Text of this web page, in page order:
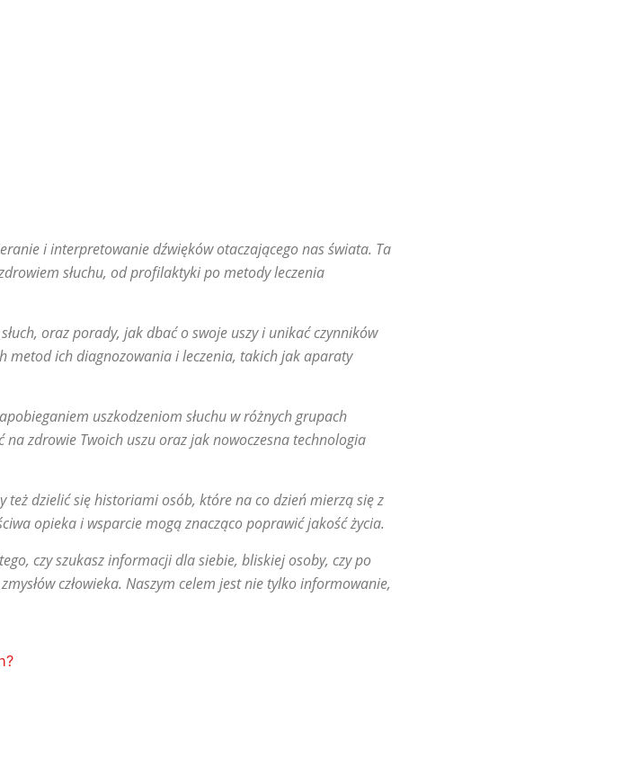
i interpretowanie dźwięków otaczającego nas świata. Ta
słuchu, od profilaktyki po metody leczenia
oraz porady, jak dbać o swoje uszy i unikać czynników
metod ich diagnozowania i leczenia, takich jak aparaty
uszkodzeniom słuchu w różnych grupach
zdrowie Twoich uszu oraz jak nowoczesna technologia
dzielić się historiami osób, które na co dzień mierzą się z
opieka i wsparcie mogą znacząco poprawić jakość życia.
czy szukasz informacji dla siebie, bliskiej osoby, czy po
człowieka. Naszym celem jest nie tylko informowanie,